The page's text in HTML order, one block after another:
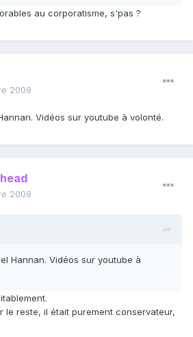
au corporatisme, s'pas ?
2009
Vidéos sur youtube à volonté.
2009
Hannan. Vidéos sur youtube à
le reste, il était purement conservateur,